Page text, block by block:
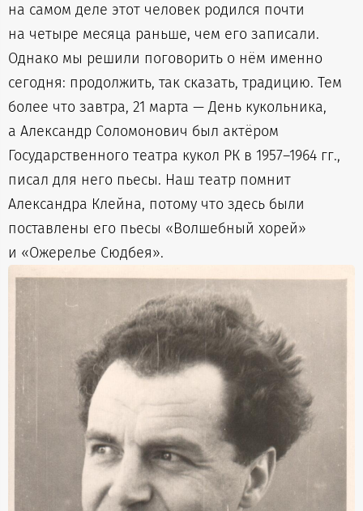
на самом деле этот человек родился почти
на четыре месяца раньше, чем его записали.
Однако мы решили поговорить о нём именно
сегодня: продолжить, так сказать, традицию. Тем
более что завтра, 21 марта — День кукольника,
а Александр Соломонович был актёром
Государственного театра кукол РК в 1957–1964 гг.,
писал для него пьесы. Наш театр помнит
Александра Клейна, потому что здесь были
поставлены его пьесы «Волшебный хорей»
и «Ожерелье Сюдбея».